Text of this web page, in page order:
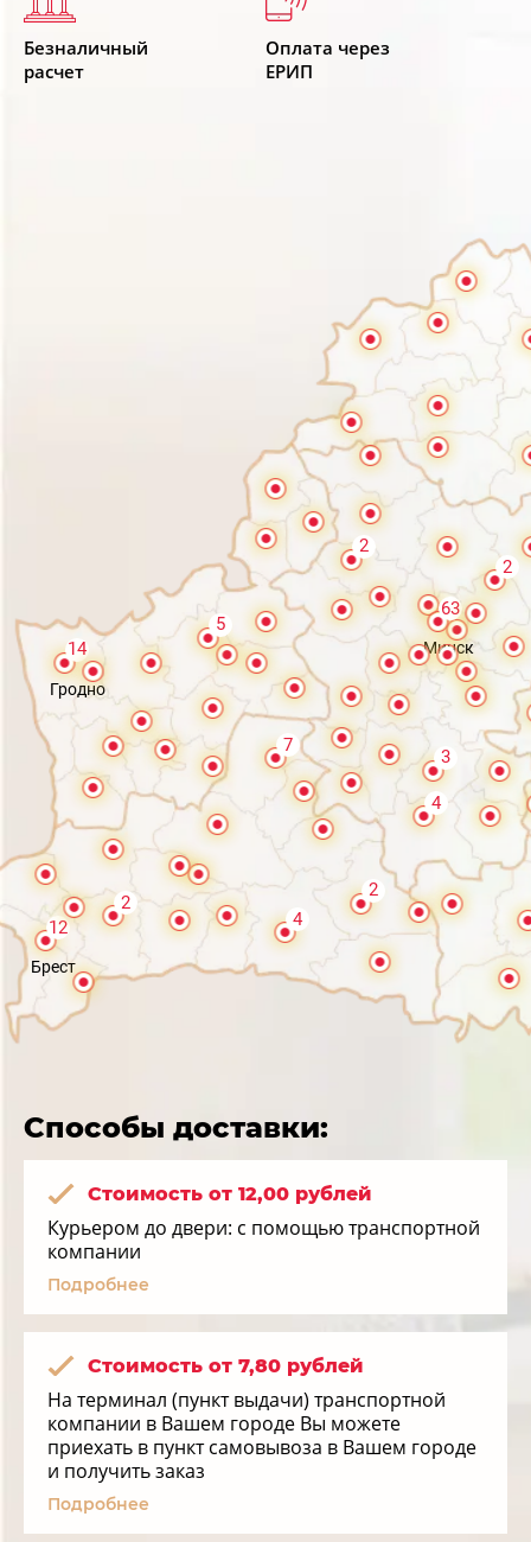
Безналичный
расчет
Оплата через
ЕРИП
7
Брест
12
Гродно
14
2
2
5
2
Минск
63
2
4
3
4
Способы доставки:
Стоимость от 12,00 рублей
Курьером до двери: с помощью транспортной
компании
Подробнее
Стоимость от 7,80 рублей
На терминал (пункт выдачи) транспортной
компании в Вашем городе Вы можете
приехать в пункт самовывоза в Вашем городе
и получить заказ
Подробнее